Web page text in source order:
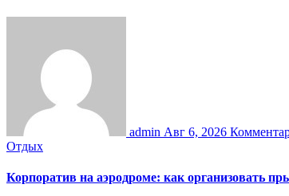
admin Авг 6, 2026
Отдых
Корпоратив на аэродроме: как организовать